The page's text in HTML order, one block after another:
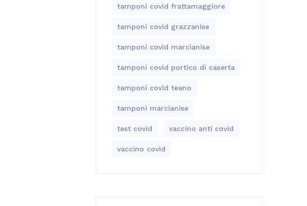
tamponi covid frattamaggiore
tamponi covid grazzanise
tamponi covid marcianise
tamponi covid portico di caserta
tamponi covid teano
tamponi marcianise
test covid vaccino anti covid
vaccino covid